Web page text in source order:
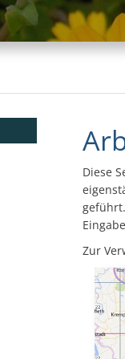
Diese
Zur